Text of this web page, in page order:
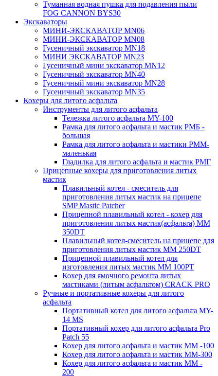
Туманная водная пушка для подавления пыли
FOG CANNON BYS30
Экскаваторы
МИНИ-ЭКСКАВАТОР MN06
МИНИ-ЭКСКАВАТОР MN08
Гусеничный экскаватор MN18
МИНИ ЭКСКАВАТОР MN23
Гусеничный мини экскаватор MN12
Гусеничный экскаватор MN40
Гусеничный мини экскаватор MN28
Гусеничный экскаватор MN35
Кохеры для литого асфальта
Инструменты для литого асфальта
Тележка литого асфальта MY-100
Рамка для литого асфальта и мастик РМБ -
большая
Рамка для литого асфальта и мастики РММ-
маленькая
Гладилка для литого асфальта и мастик РМГ
Прицепные кохеры для приготовления литых
мастик
Плавильный котел - смеситель для
приготовления литых мастик на прицепе
SMP Mastic Patcher
Прицепной плавильный котел - кохер для
приготовления литых мастик(асфальта) MM
350DT
Плавильный котел-смеситель на прицепе для
приготовления литых мастик MM 250DT
Прицепной плавильный котел для
изготовления литых мастик MM 100PT
Кохер для ямочного ремонта литых
мастиками (литым асфальтом) CRACK PRO
Ручные и портативные кохеры для литого
асфальта
Портативный котел для литого асфальта MY-
14 MS
Портативный кохер для литого асфальта Pro
Patch 55
Кохер для литого асфальта и мастик MM -100
Кохер для литого асфальта и мастик MM-300
Кохер для литого асфальта и мастик MM -
200